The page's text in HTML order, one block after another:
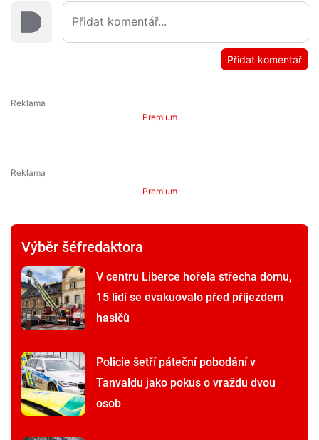
Přidat komentář
Premium
Premium
Výběr šéfredaktora
V centru Liberce hořela střecha domu,
15 lidí se evakuovalo před příjezdem
hasičů
Policie šetří páteční pobodání v
Tanvaldu jako pokus o vraždu dvou
osob